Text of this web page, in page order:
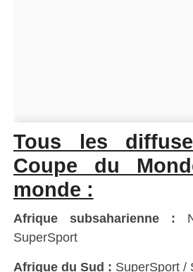
Tous les
Coupe du
monde :
Afrique subsaharienne :
SuperSport
Afrique du Sud : SuperSport /